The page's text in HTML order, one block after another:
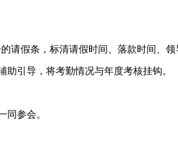
假条，标清请假时间、落款时间、领
引导，将考勤情况与年度考核挂钩。
同参会。